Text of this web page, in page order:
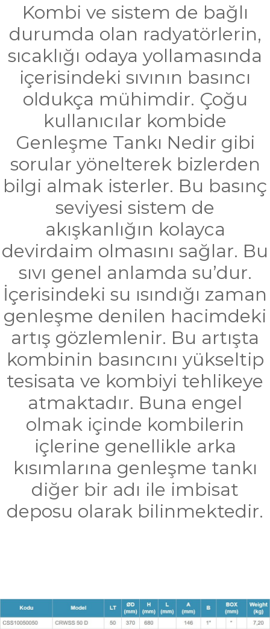
Kombi ve sistem de bağlı
durumda olan radyatörlerin,
sıcaklığı odaya yollamasında
içerisindeki sıvının basıncı
oldukça mühimdir. Çoğu
kullanıcılar kombide
Genleşme Tankı Nedir gibi
sorular yönelterek bizlerden
bilgi almak isterler. Bu basınç
seviyesi sistem de
akışkanlığın kolayca
devirdaim olmasını sağlar. Bu
sıvı genel anlamda su’dur.
İçerisindeki su ısındığı zaman
genleşme denilen hacimdeki
artış gözlemlenir. Bu artışta
kombinin basıncını yükseltip
tesisata ve kombiyi tehlikeye
atmaktadır. Buna engel
olmak içinde kombilerin
içlerine genellikle arka
kısımlarına genleşme tankı
diğer bir adı ile imbisat
deposu olarak bilinmektedir.